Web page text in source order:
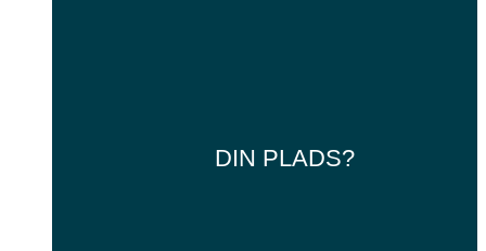
DIN PLADS?